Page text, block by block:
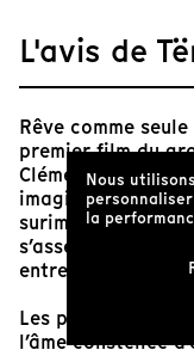
L'avis de
Rêve comme
premier film du
Clément tisse le
imaginaire en
surimpression (au
s’assemblent
entre fond et
Les photos de
l’âme constellée
Nous
la